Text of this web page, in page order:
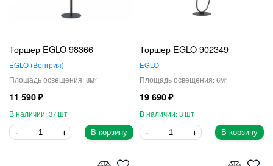
Торшер EGLO 98366
EGLO Венгрия
8
11 590
37
В корзину
Торшер EGLO 902349
EGLO
6
19 690
3
В корзину